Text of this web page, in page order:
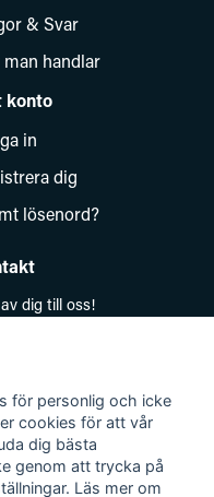
& Svar
handlar
konto
in
dig
lösenord?
dig till oss!
044-813 00
5594278177
11
Vinslöv
för personlig och icke
cookies för att vår
dig bästa
genom att trycka på
Läs mer om